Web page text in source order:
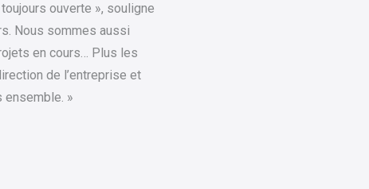
ouverte », souligne
Nous sommes aussi
en cours… Plus les
de l’entreprise et
»